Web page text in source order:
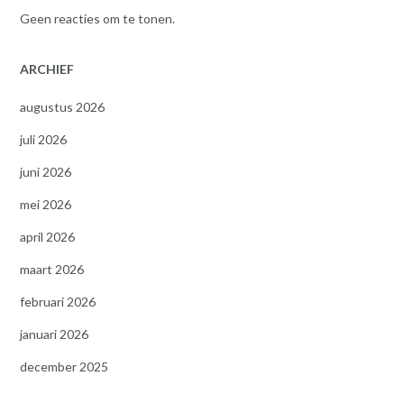
Geen reacties om te tonen.
ARCHIEF
augustus 2026
juli 2026
juni 2026
mei 2026
april 2026
maart 2026
februari 2026
januari 2026
december 2025